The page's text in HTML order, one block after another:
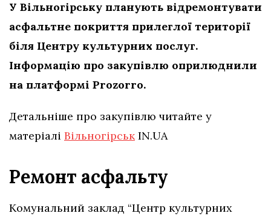
У Вільногірську планують відремонтувати
асфальтне покриття прилеглої території
біля Центру культурних послуг.
Інформацію про закупівлю оприлюднили
на платформі Prozorro.
Детальніше про закупівлю читайте у
матеріалі Вільногірськ IN.UA
Ремонт асфальту
Комунальний заклад “Центр культурних